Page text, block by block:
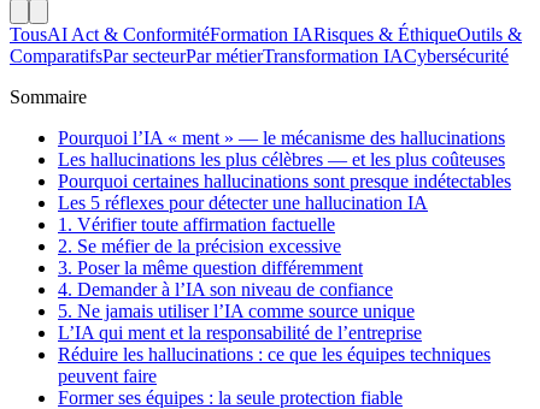
TousAI Act & ConformitéFormation IARisques & ÉthiqueOutils &
ComparatifsPar secteurPar métierTransformation IACybersécurité
Sommaire
Pourquoi l’IA « ment » — le mécanisme des hallucinations
Les hallucinations les plus célèbres — et les plus coûteuses
Pourquoi certaines hallucinations sont presque indétectables
Les 5 réflexes pour détecter une hallucination IA
1. Vérifier toute affirmation factuelle
2. Se méfier de la précision excessive
3. Poser la même question différemment
4. Demander à l’IA son niveau de confiance
5. Ne jamais utiliser l’IA comme source unique
L’IA qui ment et la responsabilité de l’entreprise
Réduire les hallucinations : ce que les équipes techniques
peuvent faire
Former ses équipes : la seule protection fiable